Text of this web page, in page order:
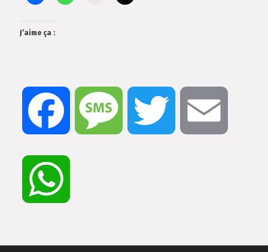
J’aime ça :
Facebook Message Twitter